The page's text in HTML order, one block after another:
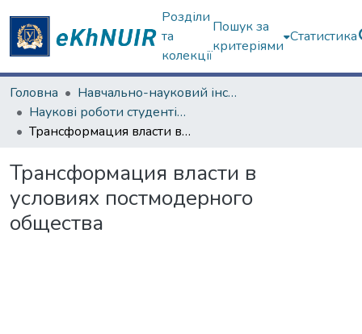
Розділи
та
колекції
Пошук за
критеріями
Статистика
Головна
Навчально-науковий інститут соціології та медіакомунікацій
Наукові роботи студентів та аспірантів. Навчально-науковий інститут соціології та медіакомунікацій
Трансформация власти в условиях постмодерного общества
Трансформация власти в
условиях постмодерного
общества